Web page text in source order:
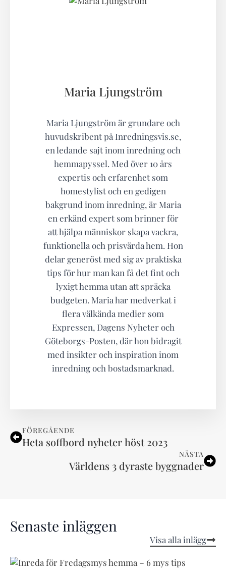
Maria Ljungström
Maria Ljungström är grundare och
huvudskribent på Inredningsvis.se,
en ledande sajt inom inredning och
hemmapyssel. Med över 10 års
expertis och erfarenhet som
homestylist och en gedigen
bakgrund inom inredning, är Maria
en erkänd expert som brinner för
att hjälpa människor skapa vackra,
funktionella och prisvärda hem. Hon
delar generöst med sig av praktiska
tips för hur man kan få det fint och
lyxigt hemma utan att spräcka
budgeten. Maria har medverkat i
flera välkända medier som
Expressen, Dagens Nyheter och
Göteborgs-Posten, där hon bidragit
med insikter och inspiration inom
inredning och bostadsmarknad.
FÖREGÅENDE
Heta soffbord nyheter höst 2023
NÄSTA
Världens 3 dyraste byggnader
Senaste inläggen
Visa alla inlägg